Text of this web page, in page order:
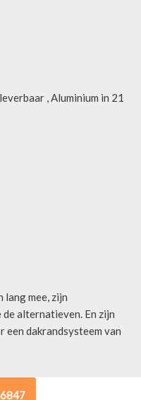
, Aluminium in 21
mee, zijn
de alternatieven. En zijn
een dakrandsysteem van